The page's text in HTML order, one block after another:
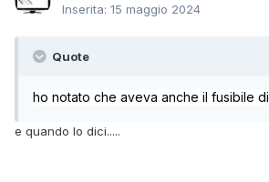
Inserita: 15 maggio 2024
Quote
ho notato che aveva anche il fusibile
e quando lo dici.....